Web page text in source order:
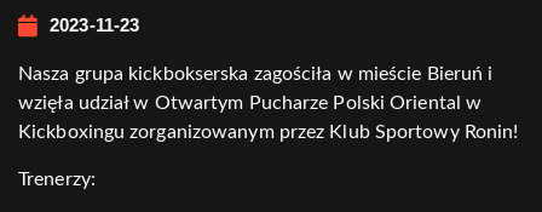
2023-11-23
Nasza grupa kickbokserska zagościła w mieście Bieruń i
wzięła udział w Otwartym Pucharze Polski Oriental w
Kickboxingu zorganizowanym przez Klub Sportowy Ronin!
Trenerzy: